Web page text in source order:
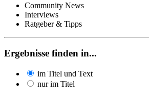
Community News
Interviews
Ratgeber & Tipps
Ergebnisse finden in...
im Titel und Text
nur im Titel